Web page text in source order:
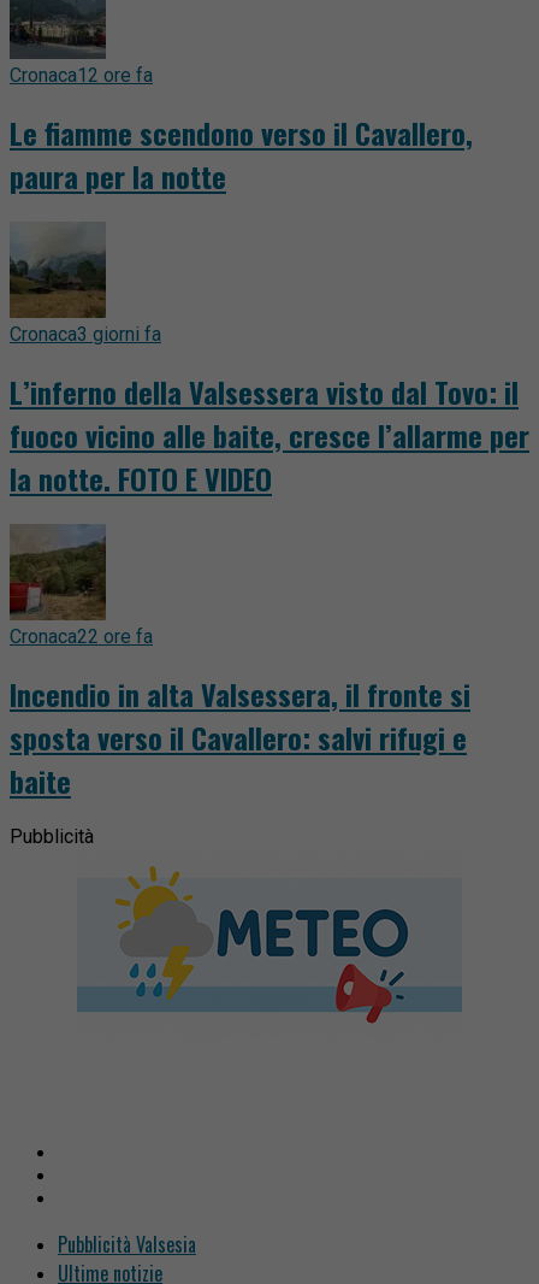
Cronaca12 ore fa
Le fiamme scendono verso il Cavallero,
paura per la notte
Cronaca3 giorni fa
L’inferno della Valsessera visto dal Tovo: il
fuoco vicino alle baite, cresce l’allarme per
la notte. FOTO E VIDEO
Cronaca22 ore fa
Incendio in alta Valsessera, il fronte si
sposta verso il Cavallero: salvi rifugi e
baite
Pubblicità
Pubblicità Valsesia
Ultime notizie